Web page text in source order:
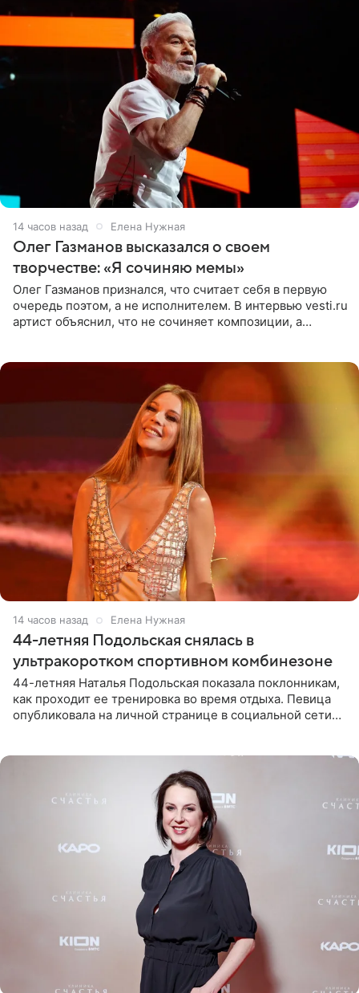
14 часов назад Елена Нужная
Олег Газманов высказался о своем
творчестве: «Я сочиняю мемы»
Олег Газманов признался, что считает себя в первую
очередь поэтом, а не исполнителем. В интервью vesti.ru
артист объяснил, что не сочиняет композиции, а
14 часов назад Елена Нужная
44-летняя Подольская снялась в
ультракоротком спортивном комбинезоне
44-летняя Наталья Подольская показала поклонникам,
как проходит ее тренировка во время отдыха. Певица
опубликовала на личной странице в социальной сети